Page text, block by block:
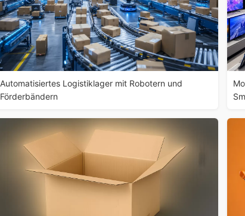
Automatisiertes Logistiklager mit Robotern und
Förderbändern